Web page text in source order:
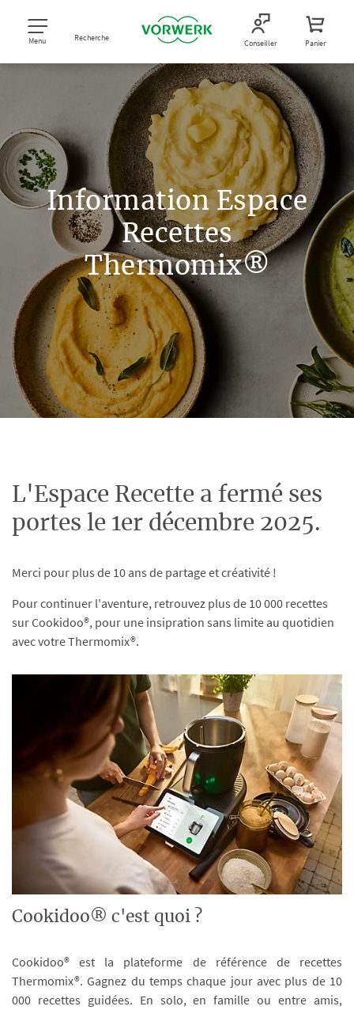
Menu Recherche Conseiller Panier
Information Espace
Recettes
Thermomix®
L'Espace Recette a fermé ses
portes le 1er décembre 2025.
Merci pour plus de 10 ans de partage et créativité !
Pour continuer l'aventure, retrouvez plus de 10 000 recettes
sur Cookidoo®, pour une insipration sans limite au quotidien
avec votre Thermomix®.
Cookidoo® c'est quoi ?
Cookidoo® est la plateforme de référence de recettes
Thermomix®. Gagnez du temps chaque jour avec plus de 10
000 recettes guidées. En solo, en famille ou entre amis,